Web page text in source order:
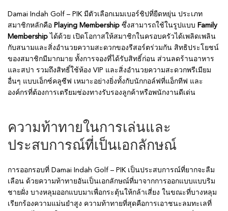
Damai Indah Golf – PIK มีตัวเลือกเมมเบอร์ชิปที่ยืดหยุ่น ประเภท
สมาชิกหลักคือ Playing Membership ซึ่งสามารถใช้ในรูปแบบ Family
Membership ได้ด้วย เปิดโอกาสให้สมาชิกในครอบครัวได้เพลิดเพลิน
กับสนามและสิ่งอำนวยความสะดวกของรีสอร์ตร่วมกัน สิทธิประโยชน์
ของสมาชิกมีมากมาย ทั้งการจองที่ได้รับสิทธิ์ก่อน ส่วนลดร้านอาหาร
และสปา รวมถึงสิทธิ์ใช้ห้อง VIP และสิ่งอำนวยความสะดวกพรีเมียม
อื่นๆ แบบเอ็กซ์คลูซีฟ เหมาะอย่างยิ่งทั้งกับนักกอล์ฟที่แอ็กทีฟ และ
องค์กรที่ต้องการเตรียมช่องทางรับรองลูกค้าหรือพนักงานดีเด่น
ความท้าทายในการเล่นและ
ประสบการณ์ที่เป็นเอกลักษณ์
การออกรอบที่ Damai Indah Golf – PIK เป็นประสบการณ์ที่ยากจะลืม
เลือน ด้วยความท้าทายอันเป็นเอกลักษณ์ที่มาจากการออกแบบแบบริม
ชายฝั่ง บางหลุมออกแบบมาเพื่อกระตุ้นให้กล้าเสี่ยง ในขณะที่บางหลุม
เรียกร้องความแม่นยำสูง ความท้าทายที่สุดคือการเอาชนะลมทะเลที่